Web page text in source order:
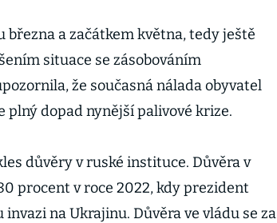
a začátkem května, tedy ještě
situace se zásobováním
že současná nálada obyvatel
plný dopad nynější palivové krize.
důvěry v ruské instituce. Důvěra v
procent v roce 2022, kdy prezident
na Ukrajinu. Důvěra ve vládu se za